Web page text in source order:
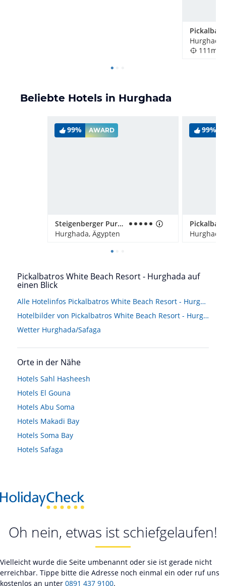
111m
Beliebte Hotels in Hurghada
99% AWARD
Steigenberger Pure Lifestyle - Adults only
Hurghada, Ägypten
99%
Pickalbatros White Beach Resort - Hurghada auf
einen Blick
Alle Hotelinfos Pickalbatros White Beach Resort - Hurghada
Hotelbilder von Pickalbatros White Beach Resort - Hurghada
Wetter Hurghada/Safaga
Orte in der Nähe
Hotels Sahl Hasheesh
Hotels El Gouna
Hotels Abu Soma
Hotels Makadi Bay
Hotels Soma Bay
Hotels Safaga
Oh nein, etwas ist schiefgelaufen!
Vielleicht wurde die Seite umbenannt oder sie ist gerade nicht
erreichbar. Tippe bitte die Adresse noch einmal ein oder ruf uns
kostenlos an unter 0891 437 9100.